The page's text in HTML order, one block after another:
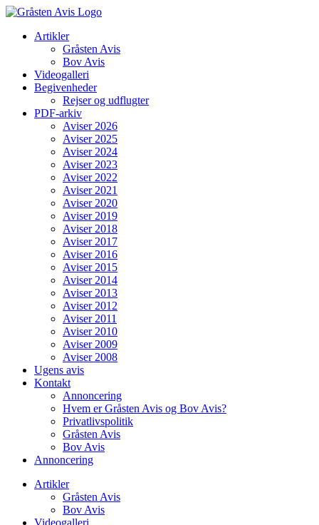
Skip
contentArtikler
Gråsten Avis
Bov Avis
Videogalleri
Begivenheder
Rejser og udflugter
PDF-arkiv
Aviser 2026
Aviser 2025
Aviser 2024
Aviser 2023
Aviser 2022
Aviser 2021
Aviser 2020
Aviser 2019
Aviser 2018
Aviser 2017
Aviser 2016
Aviser 2015
Aviser 2014
Aviser 2013
Aviser 2012
Aviser 2011
Aviser 2010
Aviser 2009
Aviser 2008
Ugens avis
Kontakt
Annoncering
Hvem er Gråsten Avis og Bov Avis?
Privatlivspolitik
Gråsten Avis
Bov Avis
Annoncering
Artikler
Gråsten Avis
Bov Avis
Videogalleri